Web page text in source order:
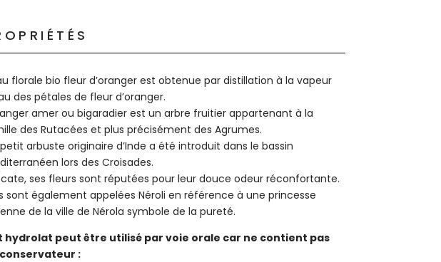
florale bio fleur d’oranger est obtenue par distillation à la vapeur
des pétales de fleur d’oranger.
amer ou bigaradier est un arbre fruitier appartenant à la
des Rutacées et plus précisément des Agrumes.
arbuste originaire d’Inde a été introduit dans le bassin
lors des Croisades.
ses fleurs sont réputées pour leur douce odeur réconfortante.
sont également appelées Néroli en référence à une princesse
de la ville de Nérola symbole de la pureté.
hydrolat peut être utilisé par voie orale car ne contient pas
: